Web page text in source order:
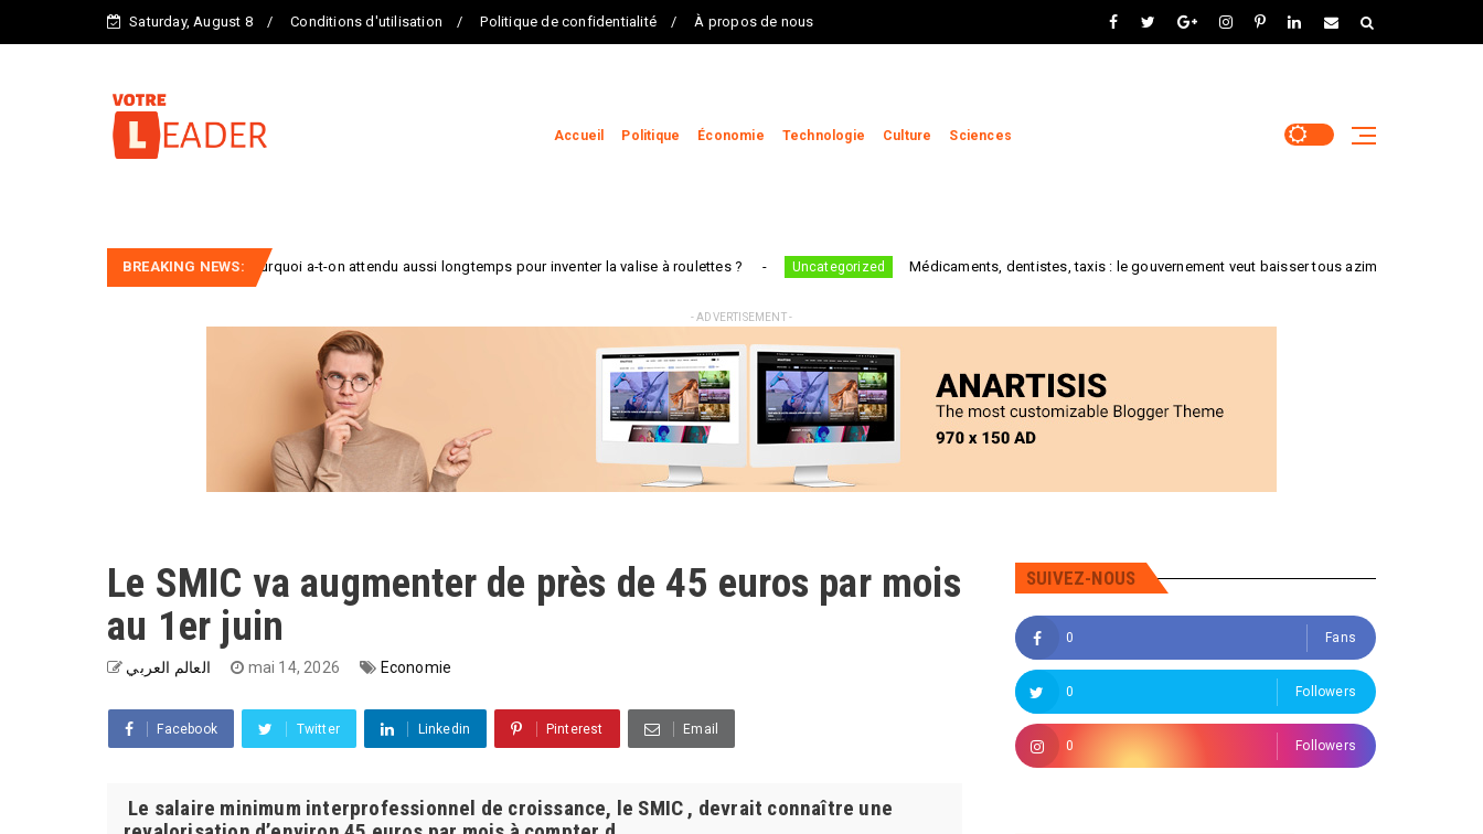
Saturday, August 8 Conditions d'utilisation Politique de confidentialité À propos de nous
Accueil Politique Économie Technologie Culture Sciences
BREAKING NEWS:
Vacances : pourquoi a-t-on attendu aussi longtemps pour inventer la valise à roulettes ? Uncategorized Médicaments, dentistes, taxis : le gouvernement veut baisser tous azimuts les taux de
- ADVERTISEMENT -
Le SMIC va augmenter de près de 45 euros par mois
au 1er juin
العالم العربي mai 14, 2026 Economie
Facebook Twitter Linkedin Pinterest Email
Le salaire minimum interprofessionnel de croissance, le SMIC , devrait connaître une
SUIVEZ-NOUS
0 Fans
0 Followers
0 Followers